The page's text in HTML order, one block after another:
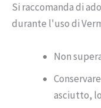
Si raccomanda di
durante l'uso di
Non
asciutto,